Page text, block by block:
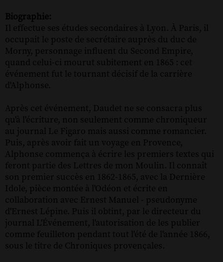
Biographie:
Il effectue ses études secondaires à Lyon. À Paris, il
occupait le poste de secrétaire auprès du duc de
Morny, personnage influent du Second Empire,
quand celui-ci mourut subitement en 1865 : cet
événement fut le tournant décisif de la carrière
d'Alphonse.
Après cet événement, Daudet ne se consacra plus
qu'à l'écriture, non seulement comme chroniqueur
au journal Le Figaro mais aussi comme romancier.
Puis, après avoir fait un voyage en Provence,
Alphonse commença à écrire les premiers textes qui
feront partie des Lettres de mon Moulin. Il connaît
son premier succès en 1862-1865, avec la Dernière
Idole, pièce montée à l'Odéon et écrite en
collaboration avec Ernest Manuel - pseudonyme
d'Ernest Lépine. Puis il obtint, par le directeur du
journal L'Événement, l'autorisation de les publier
comme feuilleton pendant tout l'été de l'année 1866,
sous le titre de Chroniques provençales.